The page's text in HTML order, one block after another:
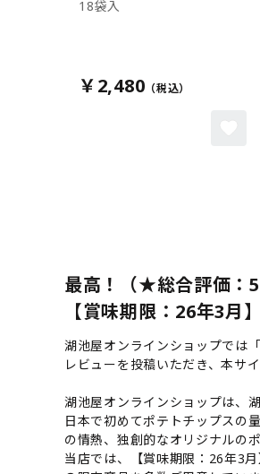
18袋入
￥2,480
最高！（★総合評価：5
【賞味期限：26年3
湖池屋オンラインショップでは
レビューを投稿いただき、本サ
湖池屋オンラインショップは、
日本で初めてポテトチップスの
の情熱、独創的なオリジナルの
当店では、【賞味期限：26年3